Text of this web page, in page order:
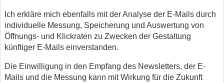
Ich erkläre mich ebenfalls mit der Analyse der E-Mails durch
individuelle Messung, Speicherung und Auswertung von
Öffnungs- und Klickraten zu Zwecken der Gestaltung
künftiger E-Mails einverstanden.
Die Einwilligung in den Empfang des Newsletters, der E-
Mails und die Messung kann mit Wirkung für die Zukunft